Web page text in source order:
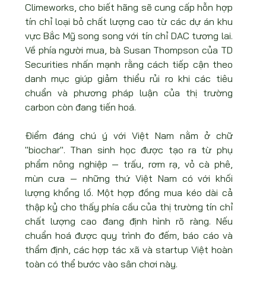
Climeworks, cho biết hãng sẽ cung cấp hỗn hợp
tín chỉ loại bỏ chất lượng cao từ các dự án khu
vực Bắc Mỹ song song với tín chỉ DAC tương lai.
Về phía người mua, bà Susan Thompson của TD
Securities nhấn mạnh rằng cách tiếp cận theo
danh mục giúp giảm thiểu rủi ro khi các tiêu
chuẩn và phương pháp luận của thị trường
carbon còn đang tiến hoá.
Điểm đáng chú ý với Việt Nam nằm ở chữ
"biochar". Than sinh học được tạo ra từ phụ
phẩm nông nghiệp — trấu, rơm rạ, vỏ cà phê,
mùn cưa — những thứ Việt Nam có với khối
lượng khổng lồ. Một hợp đồng mua kéo dài cả
thập kỷ cho thấy phía cầu của thị trường tín chỉ
chất lượng cao đang định hình rõ ràng. Nếu
chuẩn hoá được quy trình đo đếm, báo cáo và
thẩm định, các hợp tác xã và startup Việt hoàn
toàn có thể bước vào sân chơi này.